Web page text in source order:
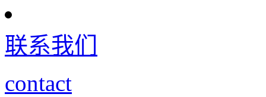
联系我们
contact